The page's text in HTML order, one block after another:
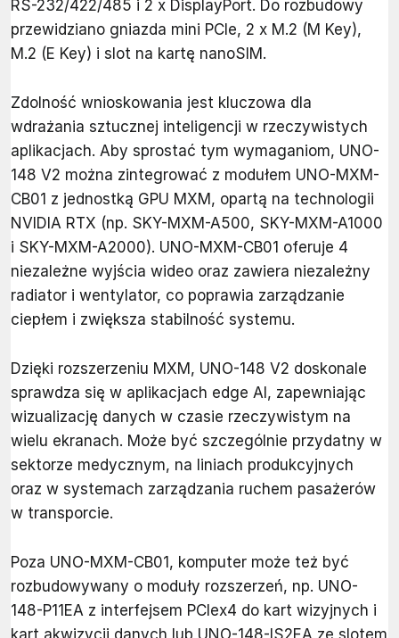
RS-232/422/485 i 2 x DisplayPort. Do rozbudowy
przewidziano gniazda mini PCIe, 2 x M.2 (M Key),
M.2 (E Key) i slot na kartę nanoSIM.
Zdolność wnioskowania jest kluczowa dla
wdrażania sztucznej inteligencji w rzeczywistych
aplikacjach. Aby sprostać tym wymaganiom, UNO-
148 V2 można zintegrować z modułem UNO-MXM-
CB01 z jednostką GPU MXM, opartą na technologii
NVIDIA RTX (np. SKY-MXM-A500, SKY-MXM-A1000
i SKY-MXM-A2000). UNO-MXM-CB01 oferuje 4
niezależne wyjścia wideo oraz zawiera niezależny
radiator i wentylator, co poprawia zarządzanie
ciepłem i zwiększa stabilność systemu.
Dzięki rozszerzeniu MXM, UNO-148 V2 doskonale
sprawdza się w aplikacjach edge AI, zapewniając
wizualizację danych w czasie rzeczywistym na
wielu ekranach. Może być szczególnie przydatny w
sektorze medycznym, na liniach produkcyjnych
oraz w systemach zarządzania ruchem pasażerów
w transporcie.
Poza UNO-MXM-CB01, komputer może też być
rozbudowywany o moduły rozszerzeń, np. UNO-
148-P11EA z interfejsem PCIex4 do kart wizyjnych i